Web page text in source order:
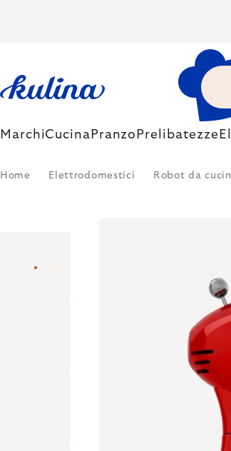
MarchiCucina Pranzo Prelibatezze
Home Elettrodomestici Robot da